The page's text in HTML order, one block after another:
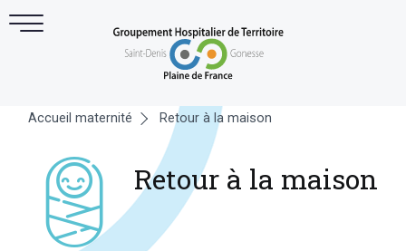
Accueil maternité Retour à la maison
Retour à la maison